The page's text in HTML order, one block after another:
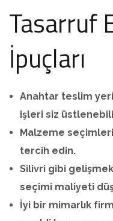
Tasarruf
İpuçları
Anahtar teslim
işleri siz
Malzeme
tercih edin.
Silivri gibi
seçimi maliyeti
İyi bir mimarlık